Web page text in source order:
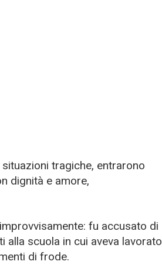
tragiche, entrarono
dignità e amore,
fu accusato di
scuola in cui aveva lavorato
di frode.